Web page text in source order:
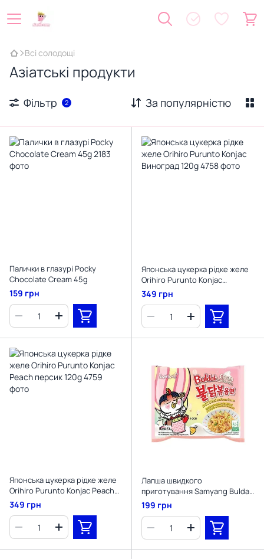
Всі солодощі
Азіатські продукти
Фільтр 2 За популярністю
Палички в глазурі Pocky
Chocolate Cream 45g
159 грн
Японська цукерка рідке желе
Orihiro Purunto Konjac
Виноград 120g
349 грн
Японська цукерка рідке желе
Orihiro Purunto Konjac Peach
персик 120g
349 грн
Лапша швидкого
приготування Samyang Buldak
Cream Carbonara Hot Chicken
Ramen 140 g
199 грн